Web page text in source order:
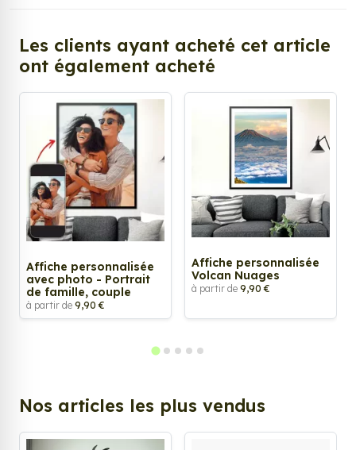
Les clients ayant acheté cet article
ont également acheté
Affiche personnalisée
avec photo - Portrait
de famille, couple
à partir de 9,90 €
Affiche personnalisée
Volcan Nuages
à partir de 9,90 €
Nos articles les plus vendus